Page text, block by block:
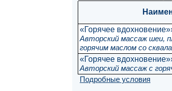
«Горячее
Авторский массаж шеи,
горячим маслом со
«Горячее
Авторский массаж с
Подробные условия